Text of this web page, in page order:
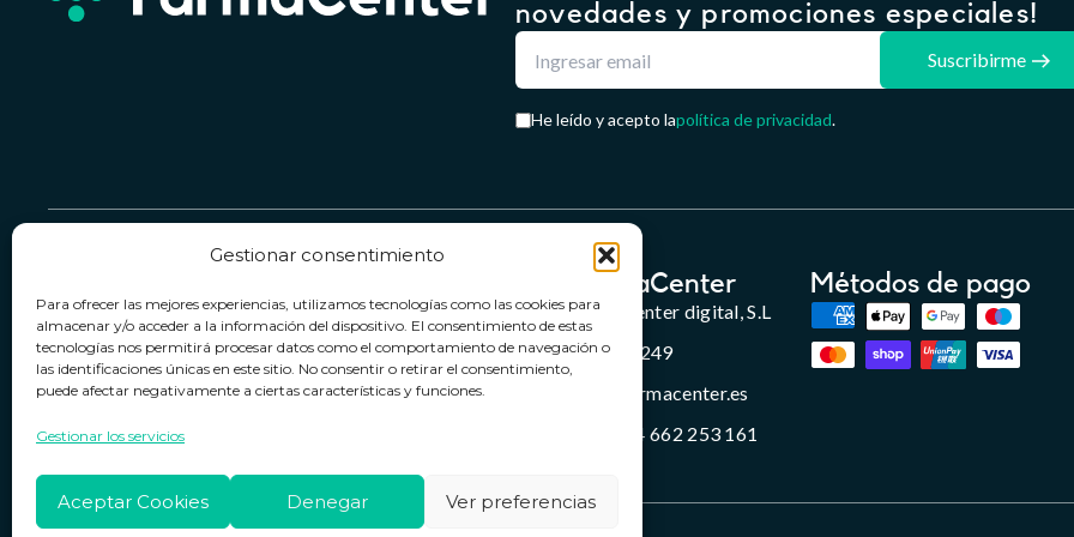
Gestionar consentimiento
Para ofrecer las mejores experiencias, utilizamos tecnologías como las cookies para
almacenar y/o acceder a la información del dispositivo. El consentimiento de estas
tecnologías nos permitirá procesar datos como el comportamiento de navegación o
las identificaciones únicas en este sitio. No consentir o retirar el consentimiento,
puede afectar negativamente a ciertas características y funciones.
Gestionar los servicios
Aceptar Cookies Denegar Ver preferencias
novedades y promociones especiales!
Suscribirme
He leído y acepto lapolítica de privacidad.
Contacto
Política de devoluciones
Horario de atención
Lun. a Vie.: 09:00h - 18:00h
Términos y condiciones
Política de privacidad
Política de cookies
FarmaCenter
Farmacenter digital, S.L
B24836249
info@farmacenter.es
Telf. +34 662 253 161
Métodos de pago